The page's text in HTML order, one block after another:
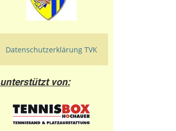
Datenschutzerklärung TVK
unterstützt von: